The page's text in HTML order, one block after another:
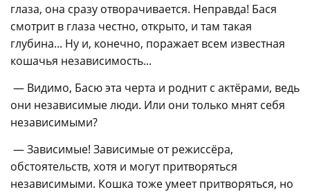
глаза, она сразу отворачивается. Неправда! Бася
смотрит в глаза честно, открыто, и там такая
глубина... Ну и, конечно, поражает всем известная
кошачья независимость...
— Видимо, Басю эта черта и роднит с актёрами, ведь
они независимые люди. Или они только мнят себя
независимыми?
— Зависимые! Зависимые от режиссёра,
обстоятельств, хотя и могут притворяться
независимыми. Кошка тоже умеет притворяться, но